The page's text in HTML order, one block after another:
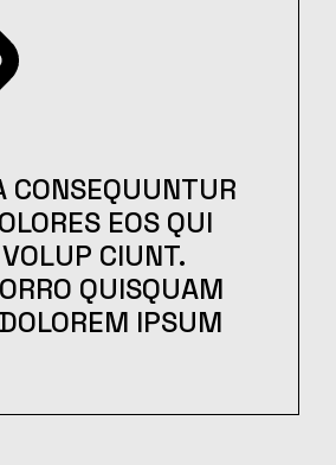
CONSEQUUNTUR
EOS QUI
CIUNT.
QUISQUAM
IPSUM